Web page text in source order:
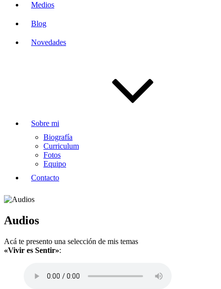
Medios
Blog
Novedades
Sobre mi
Biografía
Curriculum
Fotos
Equipo
Contacto
Audios
Acá te presento una selección de mis temas
«Vivir es Sentir»: